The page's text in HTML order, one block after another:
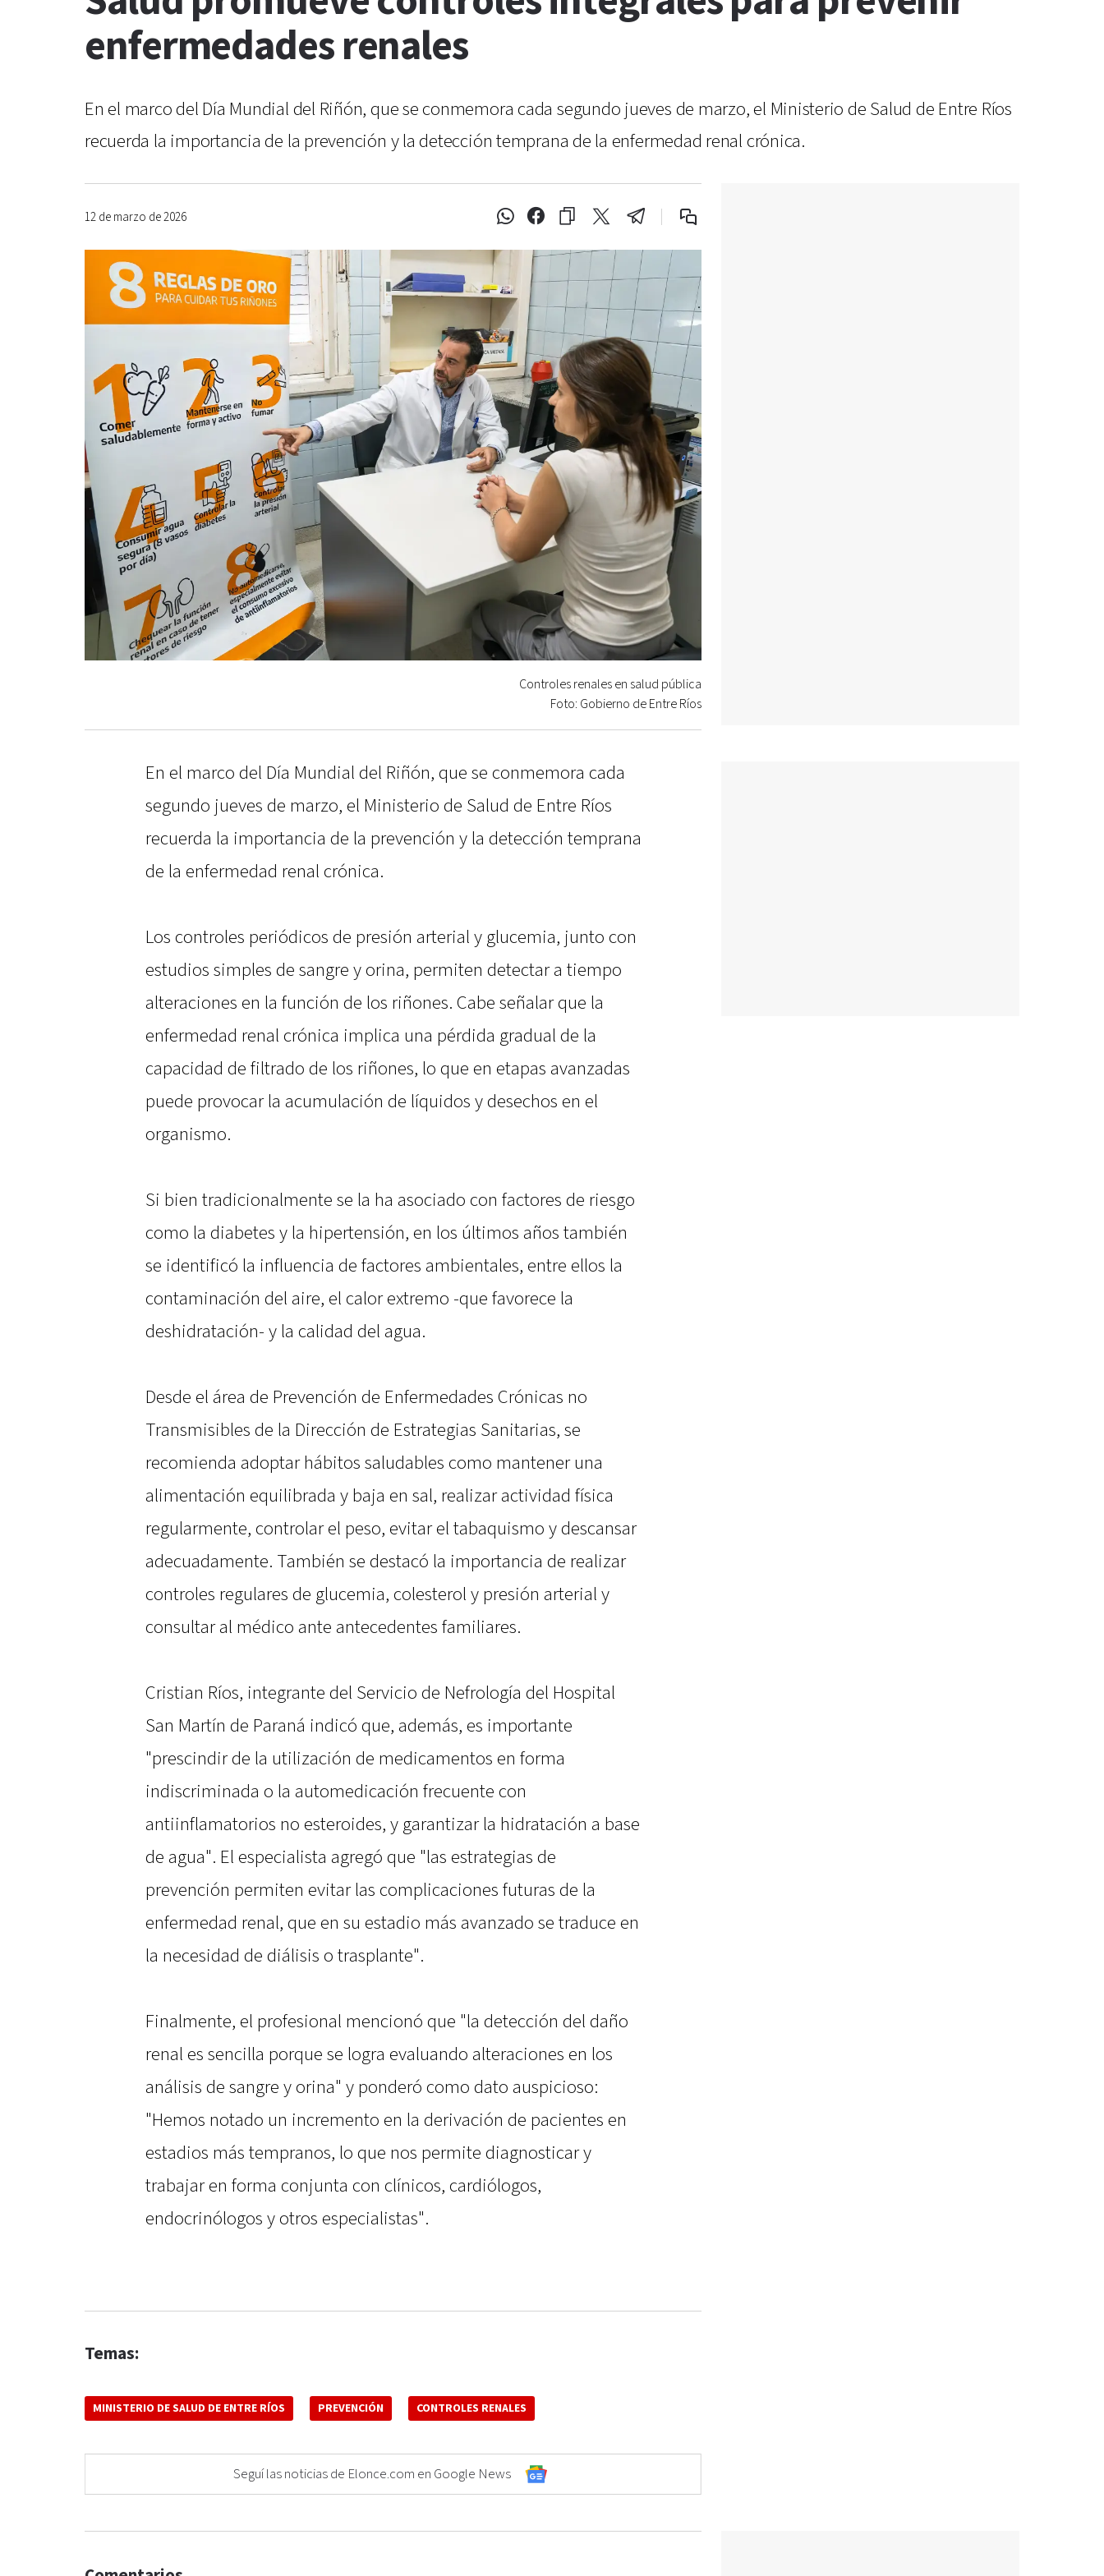
enfermedades renales
En el marco del Día Mundial del Riñón, que se conmemora cada segundo jueves de marzo, el Ministerio de Salud de Entre Ríos
recuerda la importancia de la prevención y la detección temprana de la enfermedad renal crónica.
12 de marzo de 2026
Controles renales en salud pública
Foto: Gobierno de Entre Ríos
En el marco del Día Mundial del Riñón, que se conmemora cada
segundo jueves de marzo, el Ministerio de Salud de Entre Ríos
recuerda la importancia de la prevención y la detección temprana
de la enfermedad renal crónica.
Los controles periódicos de presión arterial y glucemia, junto con
estudios simples de sangre y orina, permiten detectar a tiempo
alteraciones en la función de los riñones. Cabe señalar que la
enfermedad renal crónica implica una pérdida gradual de la
capacidad de filtrado de los riñones, lo que en etapas avanzadas
puede provocar la acumulación de líquidos y desechos en el
organismo.
Si bien tradicionalmente se la ha asociado con factores de riesgo
como la diabetes y la hipertensión, en los últimos años también
se identificó la influencia de factores ambientales, entre ellos la
contaminación del aire, el calor extremo -que favorece la
deshidratación- y la calidad del agua.
Desde el área de Prevención de Enfermedades Crónicas no
Transmisibles de la Dirección de Estrategias Sanitarias, se
recomienda adoptar hábitos saludables como mantener una
alimentación equilibrada y baja en sal, realizar actividad física
regularmente, controlar el peso, evitar el tabaquismo y descansar
adecuadamente. También se destacó la importancia de realizar
controles regulares de glucemia, colesterol y presión arterial y
consultar al médico ante antecedentes familiares.
Cristian Ríos, integrante del Servicio de Nefrología del Hospital
San Martín de Paraná indicó que, además, es importante
"prescindir de la utilización de medicamentos en forma
indiscriminada o la automedicación frecuente con
antiinflamatorios no esteroides, y garantizar la hidratación a base
de agua". El especialista agregó que "las estrategias de
prevención permiten evitar las complicaciones futuras de la
enfermedad renal, que en su estadio más avanzado se traduce en
la necesidad de diálisis o trasplante".
Finalmente, el profesional mencionó que "la detección del daño
renal es sencilla porque se logra evaluando alteraciones en los
análisis de sangre y orina" y ponderó como dato auspicioso:
"Hemos notado un incremento en la derivación de pacientes en
estadios más tempranos, lo que nos permite diagnosticar y
trabajar en forma conjunta con clínicos, cardiólogos,
endocrinólogos y otros especialistas".
Temas:
MINISTERIO DE SALUD DE ENTRE RÍOS PREVENCIÓN CONTROLES RENALES
Seguí las noticias de Elonce.com en Google News